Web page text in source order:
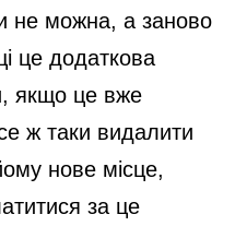
не можна, а заново
це додаткова
якщо це вже
ж таки видалити
нове місце,
за це